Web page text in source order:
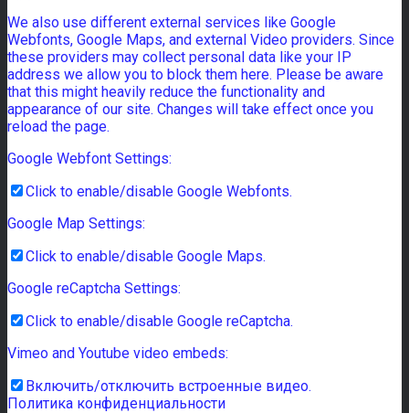
We also use different external services like Google
Webfonts, Google Maps, and external Video providers. Since
these providers may collect personal data like your IP
address we allow you to block them here. Please be aware
that this might heavily reduce the functionality and
appearance of our site. Changes will take effect once you
reload the page.
Google Webfont Settings:
Click to enable/disable Google Webfonts.
Google Map Settings:
Click to enable/disable Google Maps.
Google reCaptcha Settings:
Click to enable/disable Google reCaptcha.
Vimeo and Youtube video embeds:
Включить/отключить встроенные видео.
Политика конфиденциальности